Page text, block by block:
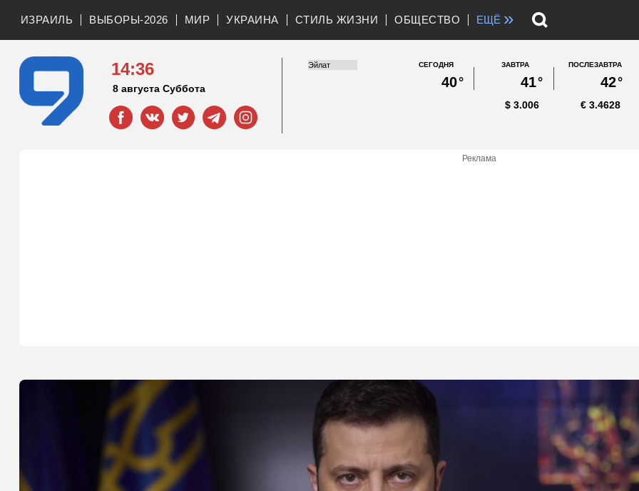
ИЗРАИЛЬ ВЫБОРЫ-2026 МИР УКРАИНА СТИЛЬ ЖИЗНИ ОБЩЕСТВО ЕЩЁ »
14:36
8 августа Суббота
СЕГОДНЯ
40°
ЗАВТРА
41°
ПОСЛЕЗАВТРА
42°
3.006
$ 3.4628
€
Реклама